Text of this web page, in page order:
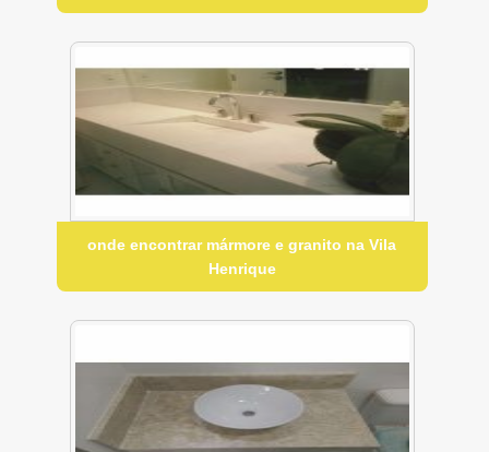
onde encontrar mármore e granito na Vila
Henrique